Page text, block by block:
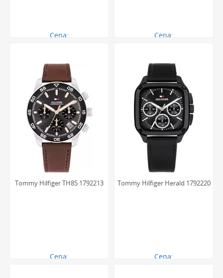
Cena:
Cena:
Tommy Hilfiger TH85 1792213
Cena:
Tommy Hilfiger Herald 1792220
Cena: